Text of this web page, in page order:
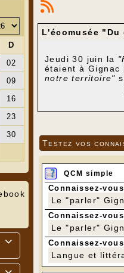

L'écomusée
Jeudi 30 juin la
étaient à Gignac
notre territoire"
Testez vos
QCM simple
Connaissez-
Le "parler"
Connaissez-
Le "parler"
Connaissez-
Langue et